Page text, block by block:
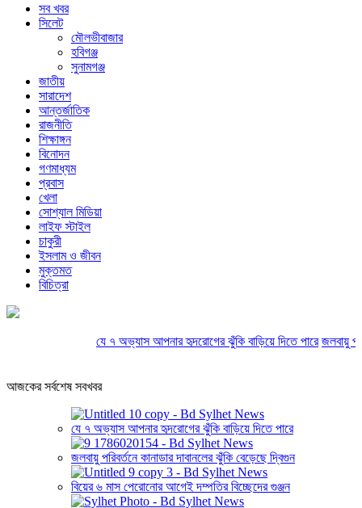
সব খবর
সিলেট
মৌলভীবাজার
হবিগঞ্জ
সুনামগঞ্জ
জাতীয়
সারাদেশ
আন্তর্জাতিক
রাজনীতি
শিক্ষাঙ্গন
বিনোদন
গণমাধ্যম
প্রবাস
খেলা
সোশ্যাল মিডিয়া
লাইফ স্টাইল
চাকুরী
ইসলাম ও জীবন
মুক্তমত
বিচিত্রা
যে ৭ অভ্যাস আপনার হৃদরোগের ঝুঁকি বাড়িয়ে দিতে পারে জলবায়ু
আজকের সর্বশেষ সবখবর
যে ৭ অভ্যাস আপনার হৃদরোগের ঝুঁকি বাড়িয়ে দিতে পারে
জলবায়ু পরিবর্তনে কানাডার দাবানলের ঝুঁকি বেড়েছে দ্বিগুন
বিয়ের ৬ মাস পেরোনোর আগেই দম্পতির বিচ্ছেদের গুঞ্জন